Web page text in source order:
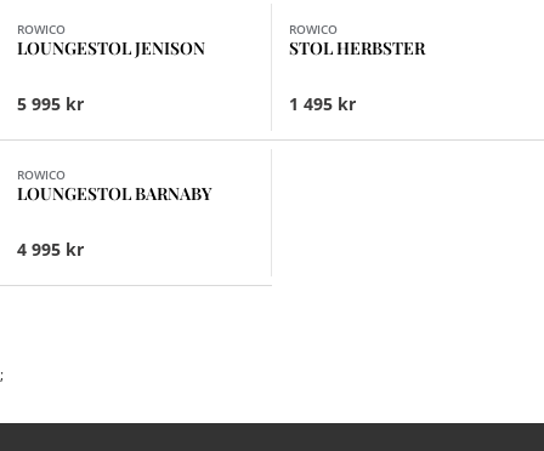
ROWICO
LOUNGESTOL JENISON
5 995 kr
ROWICO
STOL HERBSTER
1 495 kr
ROWICO
LOUNGESTOL BARNABY
4 995 kr
;